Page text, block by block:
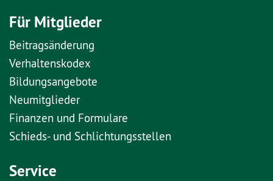
Für Mitglieder
Beitragsänderung
Verhaltenskodex
Bildungsangebote
Neumitglieder
Finanzen und Formulare
Schieds- und Schlichtungsstellen
Service